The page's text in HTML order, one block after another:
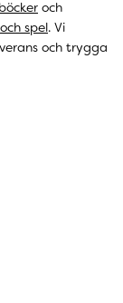
och
spel. Vi
och trygga